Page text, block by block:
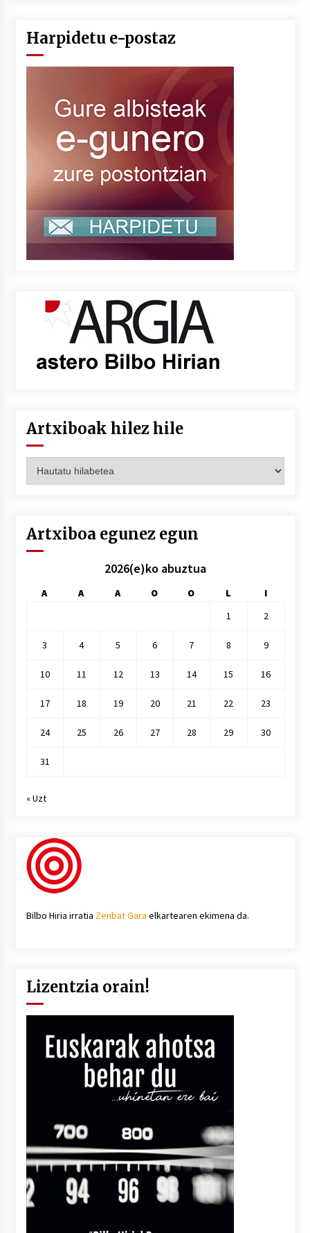
Harpidetu e-postaz
Artxiboak hilez hile
hilez
Artxiboa egunez egun
2026(e)ko abuztua
A A A O O L
I
1
2
3 4 5 6 7 8 9
10 11 12 13 14 15 16
17 18 19 20 21 22 23
24 25 26 27 28 29 30
31
« Uzt
Bilbo Hiria irratia Zenbat Gara elkartearen ekimena da.
Lizentzia orain!